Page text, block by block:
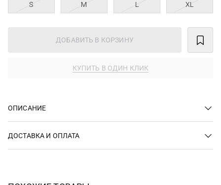
S M L XL
ДОБАВИТЬ В КОРЗИНУ
КУПИТЬ В ОДИН КЛИК
ОПИСАНИЕ
ДОСТАВКА И ОПЛАТА